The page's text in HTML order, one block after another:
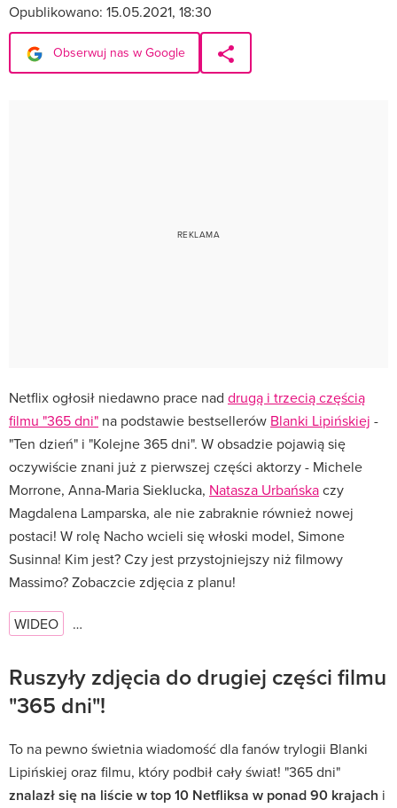
Opublikowano: 15.05.2021, 18:30
Obserwuj nas w Google
Netflix ogłosił niedawno prace nad drugą i trzecią częścią
filmu "365 dni" na podstawie bestsellerów Blanki Lipińskiej -
"Ten dzień" i "Kolejne 365 dni". W obsadzie pojawią się
oczywiście znani już z pierwszej części aktorzy - Michele
Morrone, Anna-Maria Sieklucka, Natasza Urbańskaczy
Magdalena Lamparska, ale nie zabraknie również nowej
postaci! W rolę Nacho wcieli się włoski model, Simone
Susinna! Kim jest? Czy jest przystojniejszy niż filmowy
Massimo? Zobaczcie zdjęcia z planu!
WIDEO …
Ruszyły zdjęcia do drugiej części filmu
"365 dni"!
To na pewno świetnia wiadomość dla fanów trylogii Blanki
Lipińskiej oraz filmu, który podbił cały świat! "365 dni"
znalazł się na liście w top 10 Netfliksa w ponad 90 krajach i